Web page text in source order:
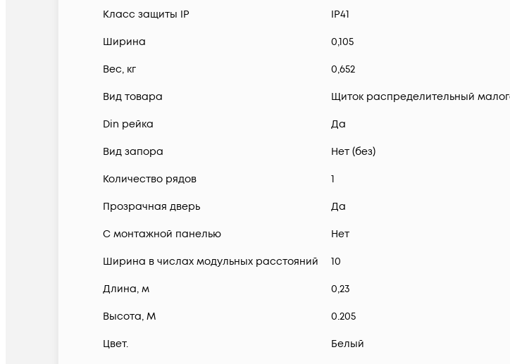
Класс защиты IP IP41
Ширина 0,105
Вес, кг 0,652
Вид товара Щиток распределительный
Din рейка Да
Вид запора Нет (без)
Количество рядов 1
Прозрачная дверь Да
С монтажной панелью Нет
Ширина в числах модульных расстояний 10
Длина, м 0,23
Высота, М 0.205
Цвет. Белый